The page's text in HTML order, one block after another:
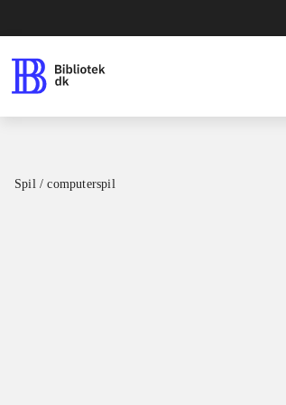
Spil / computerspil